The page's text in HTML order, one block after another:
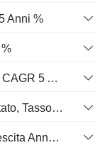
Anni %
Flusso di Cassa Libero Leveraged, CAGR 5 Anni %
Flusso di Cassa Libero Non Indebitato, Tasso di Crescita Annuo Composto su 5 Anni %
Dividendo Per Azione, Tasso di Crescita Annuo Composto a 5 Anni %